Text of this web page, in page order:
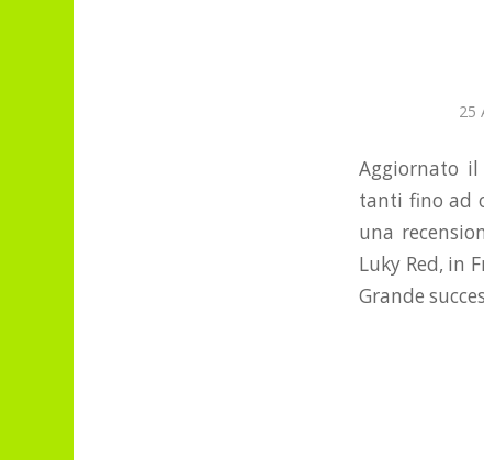
25
Aggiornato
tanti fino ad
una
Luky Red, in
Grande